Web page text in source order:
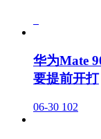
华为Mate
要提前开打
06-30 102